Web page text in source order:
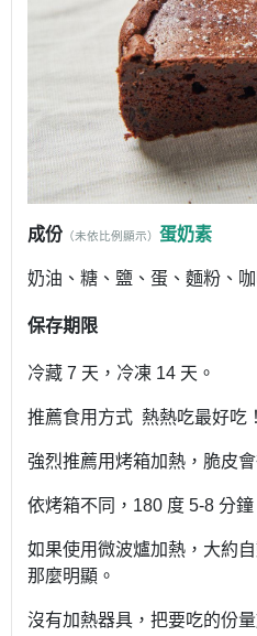
成份 （未依比例顯示） 蛋奶素
奶油、糖、鹽、蛋、麵粉、
保存期限
冷藏 7 天，冷凍 14 天。
推薦食用方式 熱熱吃最好吃！
強烈推薦用烤箱加熱，脆皮會
依烤箱不同， 180 度 5-8 分鐘
如果使用微波爐加熱，大約
那麼明顯。
沒有加熱器具，把要吃的份